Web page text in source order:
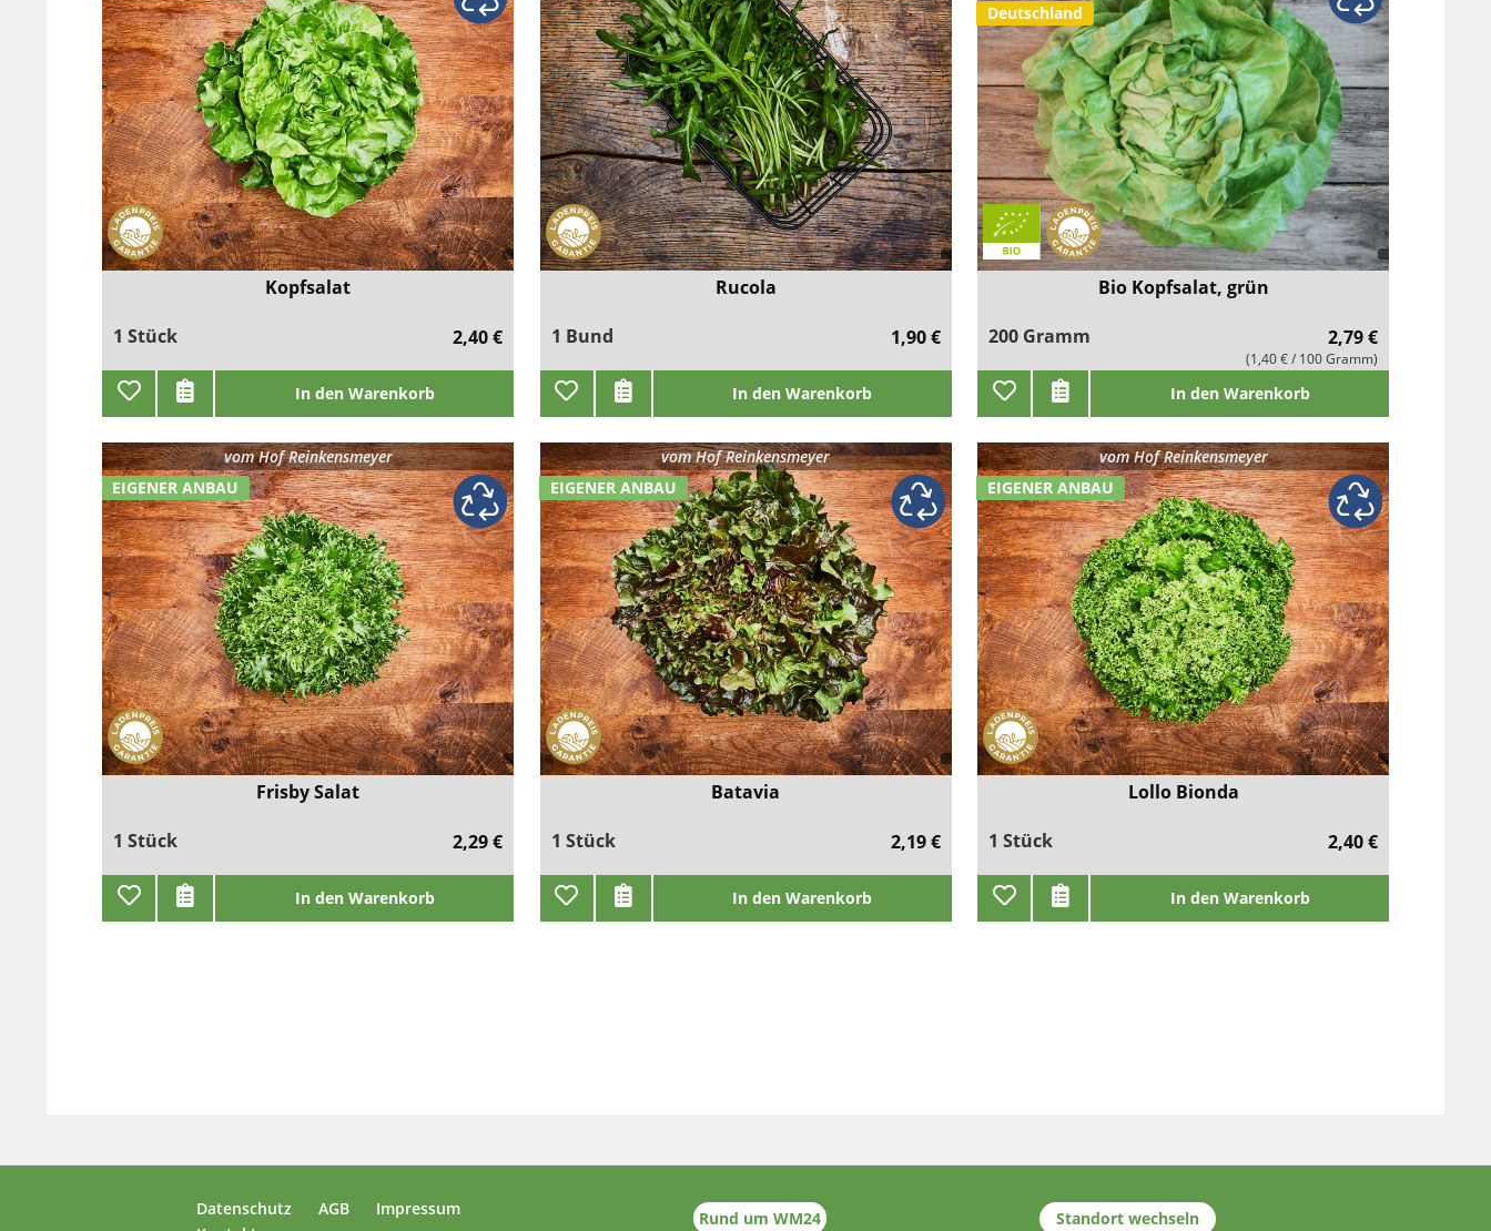
Kopfsalat
1 Stück
2,40 €
In den Warenkorb
Rucola
1 Bund
1,90 €
In den Warenkorb
Deutschland
Bio Kopfsalat, grün
200 Gramm
2,79 €
(1,40 € / 100 Gramm)
In den Warenkorb
EIGENER ANBAU
vomHof Reinkensmeyer
Frisby Salat
1 Stück
2,29 €
In den Warenkorb
EIGENER ANBAU
vomHof Reinkensmeyer
Batavia
1 Stück
2,19 €
In den Warenkorb
EIGENER ANBAU
vomHof Reinkensmeyer
Lollo Bionda
1 Stück
2,40 €
In den Warenkorb
Datenschutz AGB
Impressum
Rund um WM24 Standort wechseln